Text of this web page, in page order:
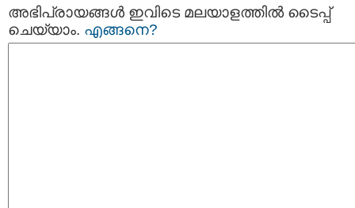
അഭിപ്രായങ്ങള്‍ ഇവിടെ മലയാളത്തില്‍ ടൈപ്പ്
ചെയ്യാം. എങ്ങനെ?